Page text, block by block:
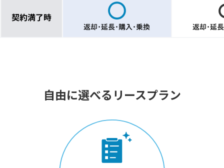
自由に選べるリースプラン